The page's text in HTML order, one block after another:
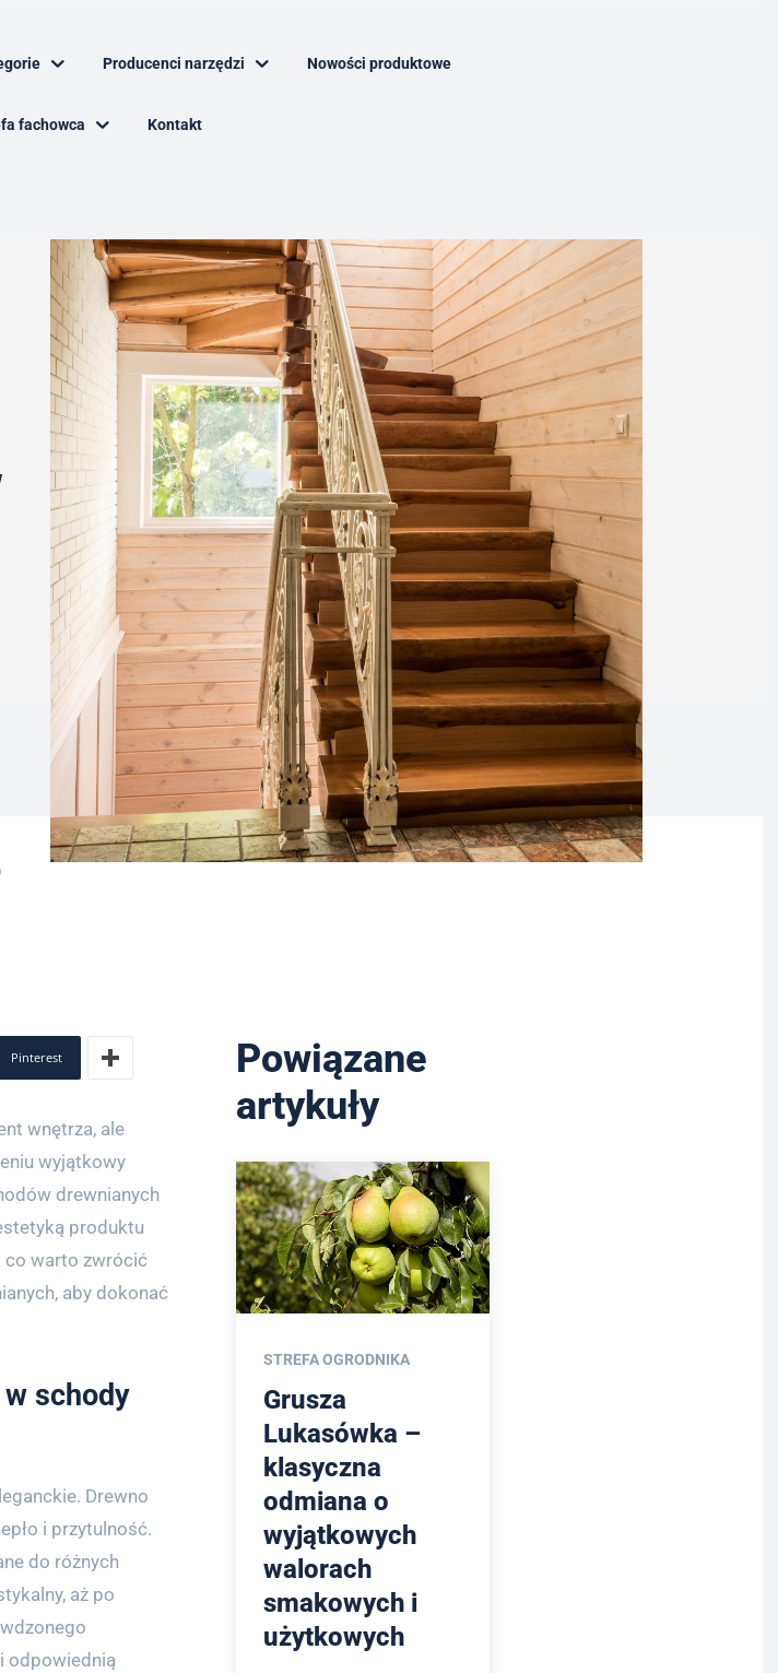
Producenci narzędzi Nowości produktowe
fachowca Kontakt
Pinterest
wnętrza, ale
wyjątkowy
drewnianych
produktu
co warto zwrócić
aby dokonać
schody
Drewno
i przytulność.
do różnych
aż po
odpowiednią
Powiązane
artykuły
STREFA OGRODNIKA
Grusza
Lukasówka –
klasyczna
odmiana o
wyjątkowych
walorach
smakowych i
użytkowych